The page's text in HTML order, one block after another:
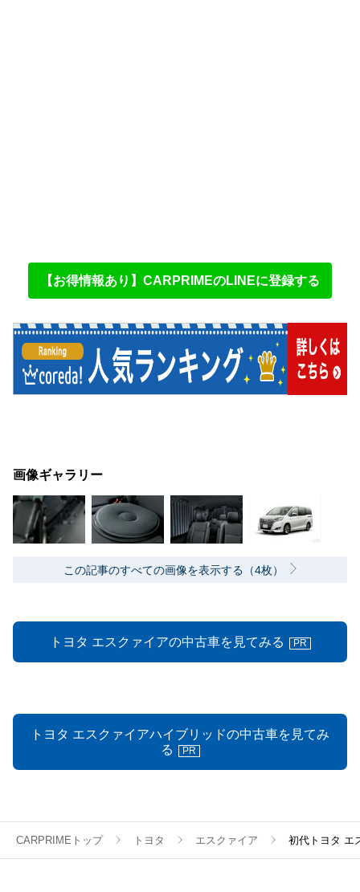
【お得情報あり】CARPRIMEのLINEに登録する
画像ギャラリー
この記事のすべての画像を表示する（4枚）
トヨタ エスクァイアの中古車を見てみる PR
トヨタ エスクァイアハイブリッドの中古車を見てみ
る
PR
CARPRIMEトップ トヨタ エスクァイア 初代トヨタ エ